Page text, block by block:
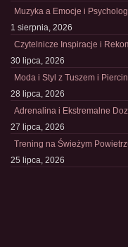
Muzyka a Emocje i
1 sierpnia, 2026
Czytelnicze Inspiracje i
30 lipca, 2026
Moda i Styl z Tuszem i
28 lipca, 2026
Adrenalina i Ekstremalne
27 lipca, 2026
Trening na Świeżym
25 lipca, 2026